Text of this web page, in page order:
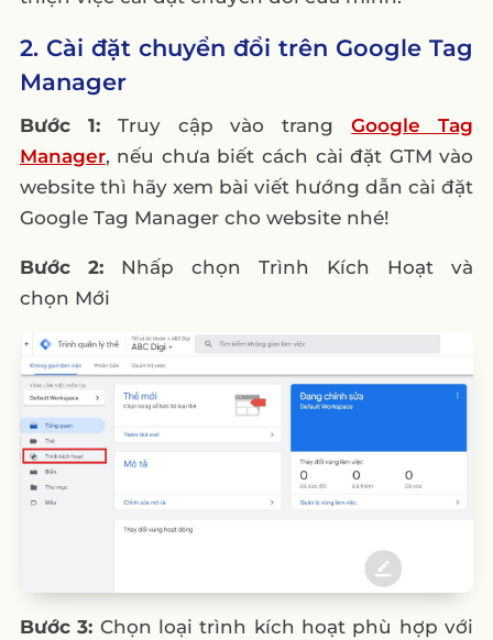
2. Cài đặt chuyển đổi trên Google Tag
Manager
Bước 1:Truy cập vào trangGoogle Tag
Manager, nếu chưa biết cách cài đặt GTM vào
website thì hãy xem bài viết hướng dẫn cài đặt
Google Tag Manager cho website nhé!
Bước 2:Nhấp chọn Trình Kích Hoạt và
chọn Mới
Bước 3: Chọn loại trình kích hoạt phù hợp với